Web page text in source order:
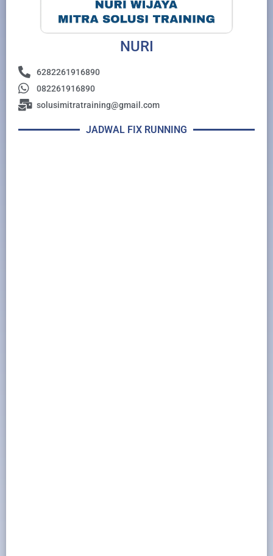
NURI
6282261916890
082261916890
solusimitratraining@gmail.com
JADWAL FIX RUNNING